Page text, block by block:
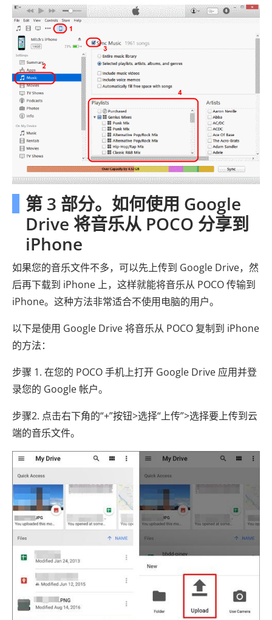
第 3 部分。如何使用 Google
Drive 将音乐从 POCO 分享到
iPhone
如果您的音乐文件不多，可以先上传到 Google Drive，然
后再下载到 iPhone 上，这样就能将音乐从 POCO 传输到
iPhone。这种方法非常适合不使用电脑的用户。
以下是使用 Google Drive 将音乐从 POCO 复制到 iPhone
的方法：
步骤 1. 在您的 POCO 手机上打开 Google Drive 应用并登
录您的 Google 帐户。
步骤2. 点击右下角的“+”按钮>选择“上传”>选择要上传到云
端的音乐文件。